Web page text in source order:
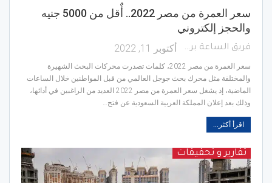
سعر العمرة من مصر 2022.. أٌقل من 5000 جنيه
والحجز إلكتروني
فريق الساعة برس أكتوبر 11, 2022
سعر العمرة من مصر 2022، كلمات تصدرت محركات البحث الشهيرة
والمختلفة مثل محرك بحث جوجل العالمي من قبل المواطنين خلال الساعات
الماضية، إذ يشغل سعر العمرة من مصر 2022 العديد من الراغبين في أدائها،
وذلك بعد إعلان المملكة العربية السعودية عن فتح…
اقرأ أكثر...
تقارير و تحقيقات